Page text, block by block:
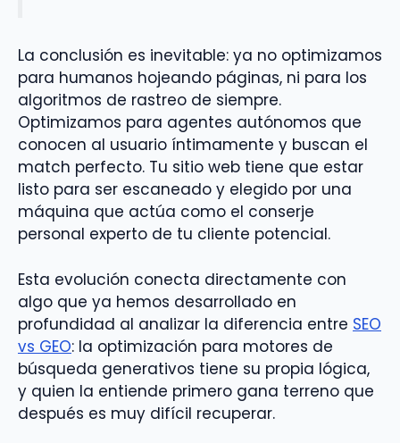
La conclusión es inevitable: ya no optimizamos
para humanos hojeando páginas, ni para los
algoritmos de rastreo de siempre.
Optimizamos para agentes autónomos que
conocen al usuario íntimamente y buscan el
match perfecto. Tu sitio web tiene que estar
listo para ser escaneado y elegido por una
máquina que actúa como el conserje
personal experto de tu cliente potencial.
Esta evolución conecta directamente con
algo que ya hemos desarrollado en
profundidad al analizar la diferencia entre SEO
vs GEO: la optimización para motores de
búsqueda generativos tiene su propia lógica,
y quien la entiende primero gana terreno que
después es muy difícil recuperar.